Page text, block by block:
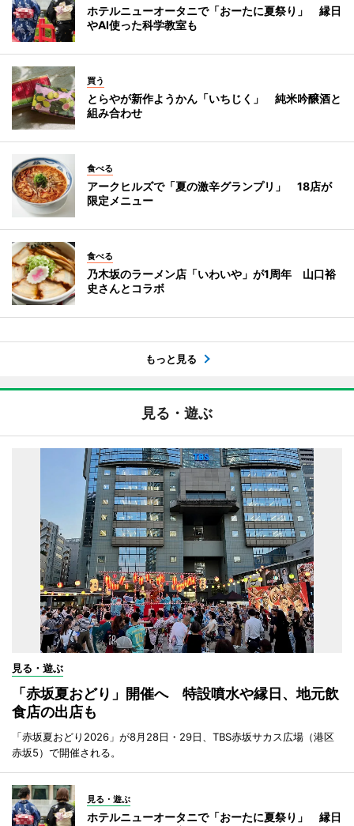
ホテルニューオータニで「おーたに夏祭り」 縁日
やAI使った科学教室も
買う
とらやが新作ようかん「いちじく」 純米吟醸酒と
組み合わせ
食べる
アークヒルズで「夏の激辛グランプリ」 18店が
限定メニュー
食べる
乃木坂のラーメン店「いわいや」が1周年 山口裕
史さんとコラボ
もっと見る
見る・遊ぶ
見る・遊ぶ
「赤坂夏おどり」開催へ 特設噴水や縁日、地元飲
食店の出店も
「赤坂夏おどり2026」が8月28日・29日、TBS赤坂サカス広場（港区
赤坂5）で開催される。
見る・遊ぶ
ホテルニューオータニで「おーたに夏祭り」 縁日